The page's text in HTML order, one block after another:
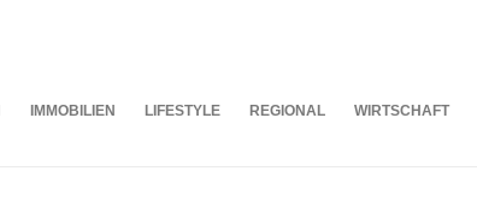
IMMOBILIEN LIFESTYLE REGIONAL WIRTSCHAFT